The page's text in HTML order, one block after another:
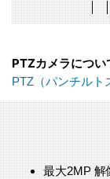
PTZカメラについ
PTZ（パンチルト
最大2MP 解